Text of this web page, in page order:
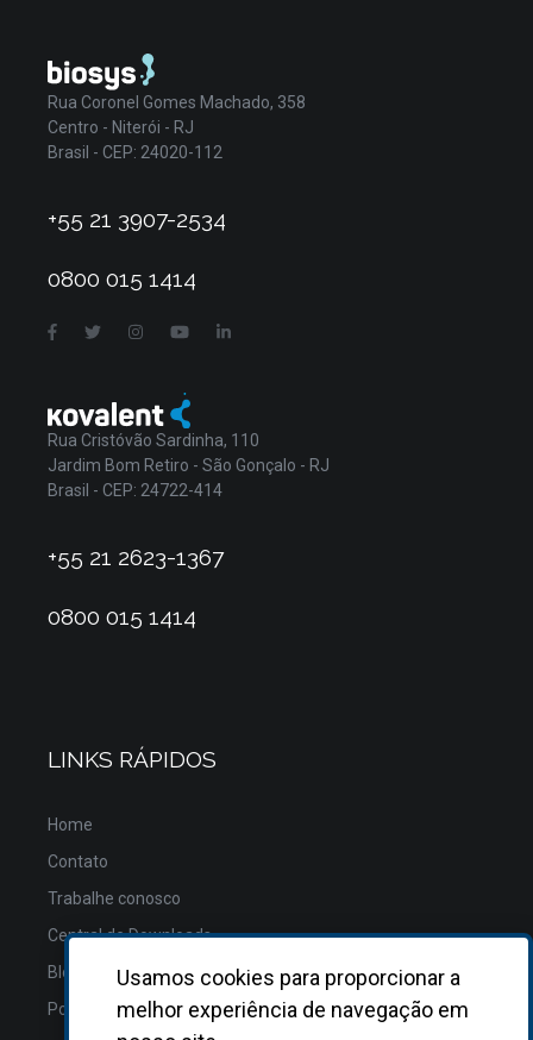
Rua Coronel Gomes Machado, 358
Centro - Niterói - RJ
Brasil - CEP: 24020-112
+55 21 3907-2534
0800 015 1414
Rua Cristóvão Sardinha, 110
Jardim Bom Retiro - São Gonçalo - RJ
Brasil - CEP: 24722-414
+55 21 2623-1367
0800 015 1414
LINKS RÁPIDOS
Home
Contato
Trabalhe conosco
Central de Downloads
Blog
Política de Privacidade
Usamos cookies para proporcionar a
melhor experiência de navegação em